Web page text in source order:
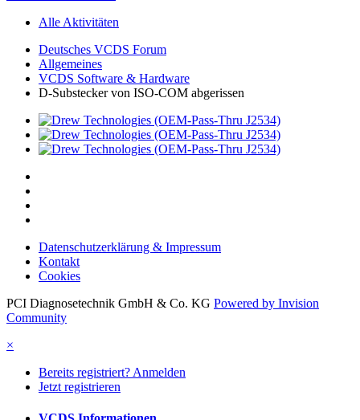
Alle Aktivitäten
Deutsches VCDS Forum
Allgemeines
VCDS Software & Hardware
D-Substecker von ISO-COM abgerissen
Datenschutzerklärung & Impressum
Kontakt
Cookies
PCI Diagnosetechnik GmbH & Co. KG Powered by Invision
Community
×
Bereits registriert? Anmelden
Jetzt registrieren